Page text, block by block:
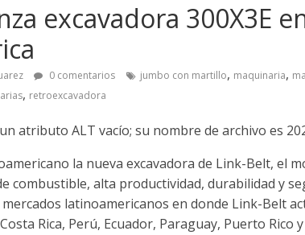
excavadora 300X3E
0 comentarios jumbo con martillo, maquinaria,
, retroexcavadora
la nueva excavadora de Link-Belt, el
combustible, alta productividad, durabilidad y
latinoamericanos en donde Link-Belt
Rica, Perú, Ecuador, Paraguay, Puerto Rico